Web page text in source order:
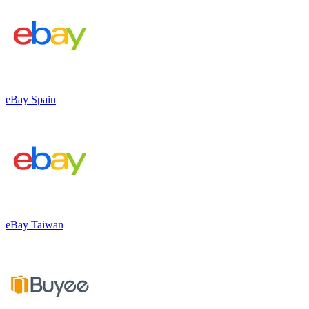
eBay Spain
eBay Taiwan